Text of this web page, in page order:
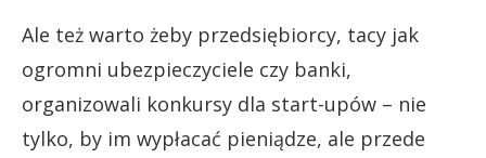
Ale też warto żeby przedsiębiorcy, tacy jak
ogromni ubezpieczyciele czy banki,
organizowali konkursy dla start-upów – nie
tylko, by im wypłacać pieniądze, ale przede